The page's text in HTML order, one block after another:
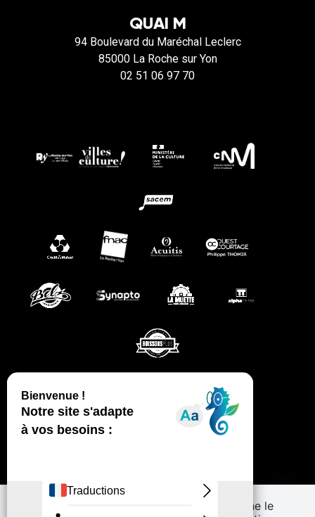
Ce site utilise des cookies et vous donne le
QUAI M
94 Boulevard du Maréchal Leclerc
85000 La Roche sur Yon
02 51 06 97 70